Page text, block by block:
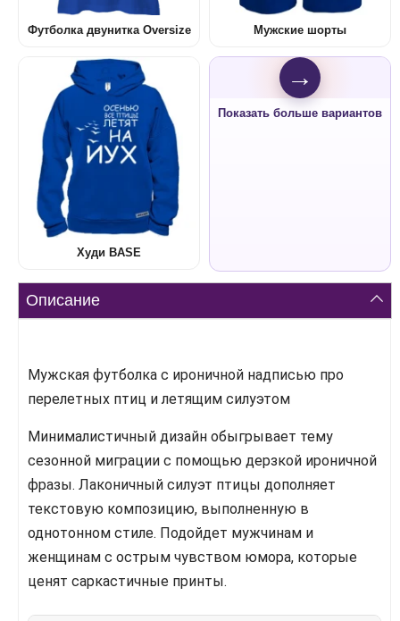
Футболка двунитка Oversize Мужские шорты
Худи BASE
→
Показать больше вариантов
Описание
Мужская футболка с ироничной надписью про
перелетных птиц и летящим силуэтом
Минималистичный дизайн обыгрывает тему
сезонной миграции с помощью дерзкой ироничной
фразы. Лаконичный силуэт птицы дополняет
текстовую композицию, выполненную в
однотонном стиле. Подойдет мужчинам и
женщинам с острым чувством юмора, которые
ценят саркастичные принты.